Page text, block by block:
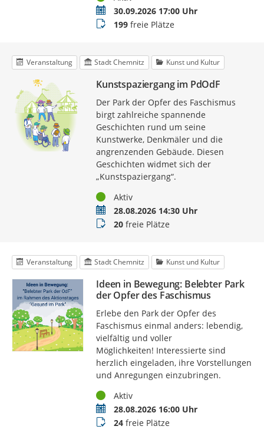
Termin30.09.2026 17:00 Uhr
Buchungsstatus
199freie Plätze
Veranstaltung Stadt Chemnitz Kunst und Kultur
Kunstspaziergang im PdOdF
Der Park der Opfer des Faschismus
birgt zahlreiche spannende
Geschichten rund um seine
Kunstwerke, Denkmäler und die
angrenzenden Gebäude. Diesen
Geschichten widmet sich der
„Kunstspaziergang“.
StatusAktiv
Termin28.08.2026 14:30 Uhr
Buchungsstatus
20freie Plätze
Veranstaltung Stadt Chemnitz Kunst und Kultur
Ideen in Bewegung: Belebter Park
der Opfer des Faschismus
Erlebe den Park der Opfer des
Faschismus einmal anders: lebendig,
vielfältig und voller
Möglichkeiten! Interessierte sind
herzlich eingeladen, ihre Vorstellungen
und Anregungen einzubringen.
StatusAktiv
Termin28.08.2026 16:00 Uhr
Buchungsstatus
24freie Plätze